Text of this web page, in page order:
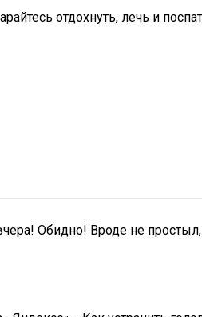
отдохнуть, лечь и
Обидно! Вроде не